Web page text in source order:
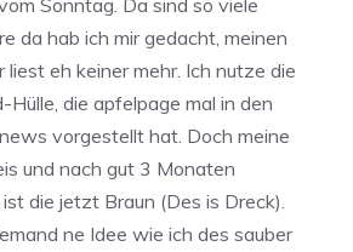
da hab ich mir gedacht, meinen
liest eh keiner mehr. Ich nutze die
Hülle, die apfelpage mal in den
vorgestellt hat. Doch meine
und nach gut 3 Monaten
die jetzt Braun (Des is Dreck).
ne Idee wie ich des sauber